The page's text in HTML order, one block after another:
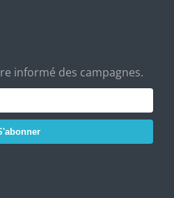
informé des campagnes.